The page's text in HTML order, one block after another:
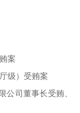
案
级）受贿案
公司董事长受贿、